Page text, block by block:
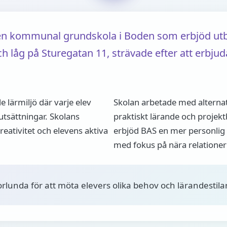
kommunal grundskola i Boden som erbjöd
låg på Sturegatan 11, strävade efter att
lärmiljö där varje elev
Skolans
och elevens aktiva
Skolan arbetade med
praktiskt lärande och
erbjöd BAS en mer
med fokus på nära
för att möta elevers olika behov och